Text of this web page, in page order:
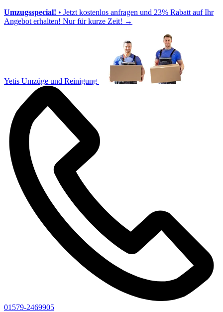
Umzugsspecial! • Jetzt kostenlos anfragen und 23% Rabatt auf Ihr
Angebot erhalten! Nur für kurze Zeit! →
Yetis Umzüge und Reinigung
01579-2469905